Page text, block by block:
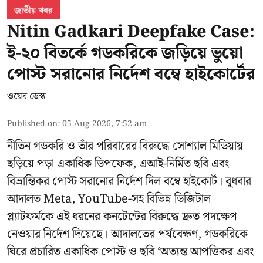
জাতীয় খবর
Nitin Gadkari Deepfake Case:
ই-২০ বিতর্কে গডকরিকে জড়িয়ে ভুয়ো
পোস্ট সরানোর নির্দেশ বম্বে হাইকোর্টের
ওয়েব ডেস্ক
Published on:05 Aug 2026, 7:52 am
নীতিন গডকরি ও তাঁর পরিবারের বিরুদ্ধে সোশ্যাল মিডিয়ায়
ছড়িয়ে পড়া একাধিক ডিপফেক, এআই-নির্মিত ছবি এবং
বিভ্রান্তিকর পোস্ট সরানোর নির্দেশ দিল বম্বে হাইকোর্ট। বুধবার
আদালত Meta, YouTube-সহ বিভিন্ন ডিজিটাল
প্ল্যাটফর্মকে এই ধরনের কনটেন্টের বিরুদ্ধে দ্রুত পদক্ষেপ
নেওয়ার নির্দেশ দিয়েছে। আদালতের পর্যবেক্ষণ, গডকরিকে
ঘিরে প্রচারিত একাধিক পোস্ট ও ছবি ‘অত্যন্ত আপত্তিকর এবং